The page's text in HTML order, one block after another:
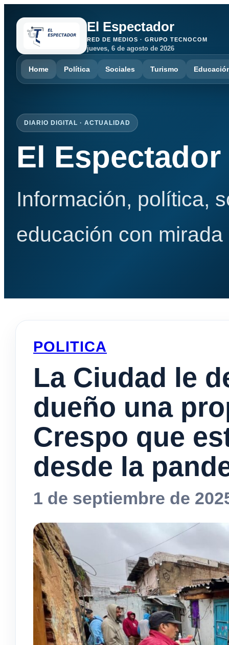
El Espectador
RED DE MEDIOS · GRUPO TECNOCOM
jueves, 6 de agosto de 2026
Home Política Sociales Turismo
DIARIO DIGITAL · ACTUALIDAD
El Espectador
Información, política,
educación con
POLITICA
La Ciudad le
dueño una
Crespo que
desde la
1 de septiembre de